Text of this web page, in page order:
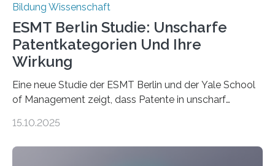
Bildung Wissenschaft
ESMT Berlin Studie: Unscharfe
Patentkategorien Und Ihre
Wirkung
Eine neue Studie der ESMT Berlin und der Yale School
of Management zeigt, dass Patente in unscharf
häufiger zu bahnbrechenden Innovationen führen und
15.10.2025